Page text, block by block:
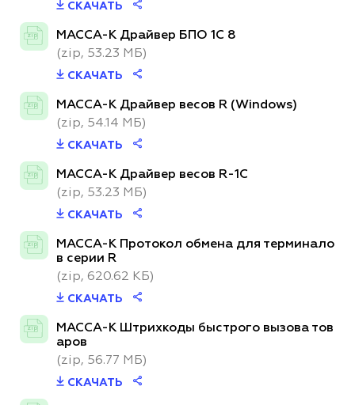
СКАЧАТЬ
zip
МАССА-К Драйвер БПО 1С 8
(zip, 53.23 МБ)
СКАЧАТЬ
zip
МАССА-К Драйвер весов R (Windows)
(zip, 54.14 МБ)
СКАЧАТЬ
zip
МАССА-К Драйвер весов R-1C
(zip, 53.23 МБ)
СКАЧАТЬ
zip
МАССА-К Протокол обмена для терминало
в серии R
(zip, 620.62 КБ)
СКАЧАТЬ
zip
МАССА-К Штрихкоды быстрого вызова тов
аров
(zip, 56.77 МБ)
СКАЧАТЬ